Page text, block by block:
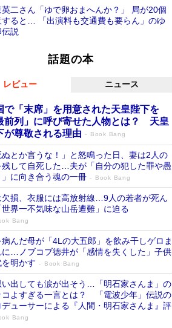
英二さん「ゆで卵おまへんか？」 局が20個
すると… 「出演料も交通費も要らん」のゆ
説
話題の本
レビュー ニュース
で「末席」を用意された天皇陛下を
前列」に呼び寄せた人物とは？ 天皇
が尊敬される理由
Book Bang
ぬとか言うな！」と怒鳴った日、妻は2人の
残して自死した…夫が「自分の犯した罪や愚
」に向き合う魂の一冊
Book Bang
欠損、衣服には高放射線…9人の若者が死ん
世界一不気味な山岳遭難」に迫る
Bang
んだ母が「4Lの大五郎」を飲み干しゲロま
に…ノブコブ徳井が「感情を失くした」子供
明かす
Book Bang
い出しても涙が出そう…「明石家さんま」の
コよすぎる一言とは？ 「電波少年」伝説の
デューサーによる『人間・明石家さんま』評
Bang